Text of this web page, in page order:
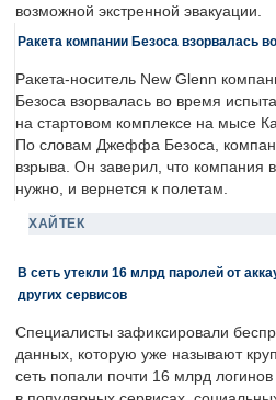
возможной экстренной эвакуации.
Ракета компании Безоса взорвалась
Ракета-носитель New Glenn
Безоса взорвалась во время
на стартовом комплексе на мысе
По словам Джеффа Безоса,
взрыва. Он заверил, что компания
нужно, и вернется к полетам.
ХАЙТЕК
В сеть утекли 16 млрд паролей от
других сервисов
Специалисты зафиксировали
данных, которую уже называют
сеть попали почти 16 млрд